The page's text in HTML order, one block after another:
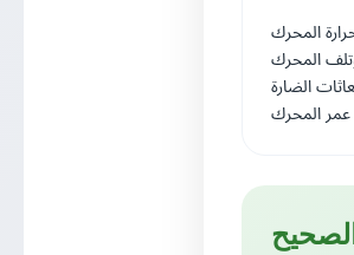
المحرك
وتلف المحرك
الضارة
عمر المحرك